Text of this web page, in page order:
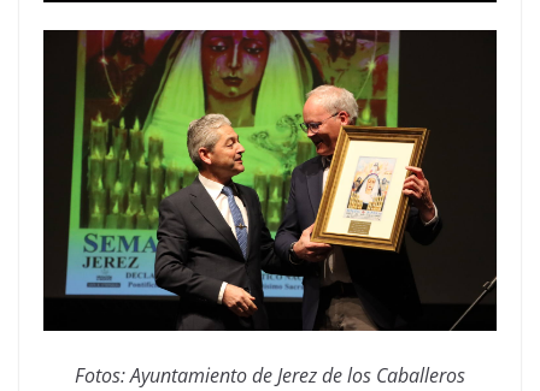
Fotos: Ayuntamiento de Jerez de los Caballeros